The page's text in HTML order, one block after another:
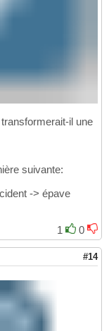
il une
suivante:
-> épave
1
0
#14